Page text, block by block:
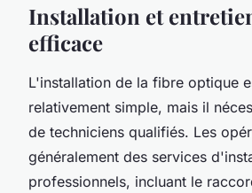
Installation et
efficace
L'installation de la fibre optique
relativement simple, mais il
de techniciens qualifiés. Les
généralement des services
professionnels, incluant le